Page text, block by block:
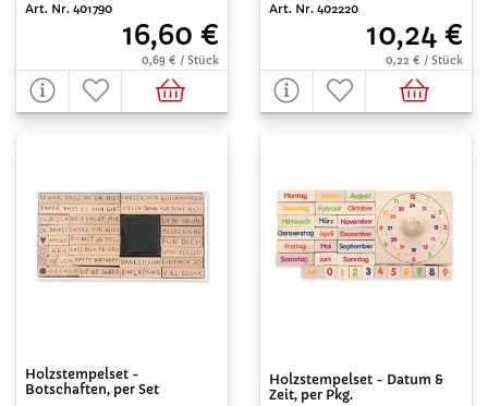
Art. Nr. 401790
16,60 €
0,69 € / Stück
Art. Nr. 402220
10,24 €
0,22 € / Stück
Holzstempelset -
Botschaften, per Set
Holzstempelset - Datum &
Zeit, per Pkg.